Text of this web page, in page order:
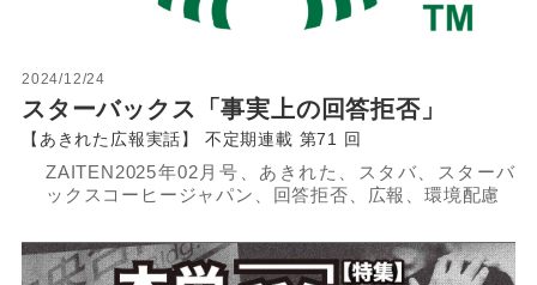
2024/12/24
スターバックス「事実上の回答拒否」
【あきれた広報実話】 不定期連載 第71 回
ZAITEN2025年02月号、あきれた、スタバ、スターバ
ックスコーヒージャパン、回答拒否、広報、環境配慮